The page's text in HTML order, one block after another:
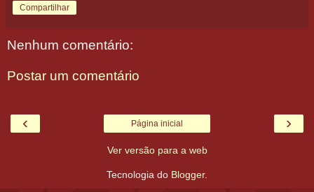
Compartilhar
Nenhum comentário:
Postar um comentário
‹ ›
Página inicial
Ver versão para a web
Tecnologia do Blogger.